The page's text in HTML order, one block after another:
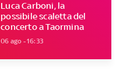
Luca Carboni, la
possibile scaletta del
concerto a Taormina
06 ago - 16:33